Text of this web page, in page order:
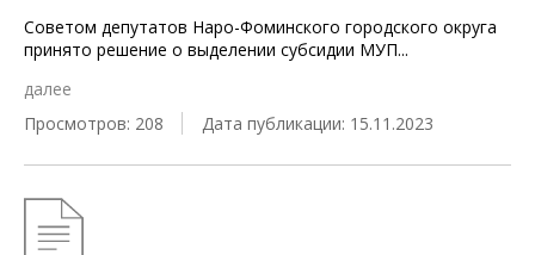
Советом депутатов Наро-Фоминского городского округа
принято решение о выделении субсидии МУП...
далее
Просмотров: 208
Дата публикации: 15.11.2023